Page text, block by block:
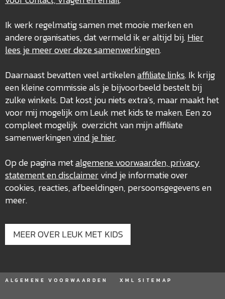
Ik werk regelmatig samen met mooie merken en
andere organisaties, dat vermeld ik er altijd bij.Hier
lees je meer over dezesamenwerkingen.
Daarnaast bevatten veel artikelenaffiliate links. Ik krijg
een kleine commissie als je bijvoorbeeld bestelt bij
zulke winkels. Dat kost jou niets extra’s, maar maakt het
voor mij mogelijk om Leuk met kids te maken. Een zo
compleet mogelijk overzicht van mijn affiliate
samenwerkingenvind je hier.
Op de pagina metalgemene voorwaarden, privacy
statement en disclaimervind je informatie over
cookies, reacties, afbeeldingen, persoonsgegevens en
meer.
MEER OVER LEUK MET KIDS
ALGEMENE VOORWAARDEN XML SITEMAP